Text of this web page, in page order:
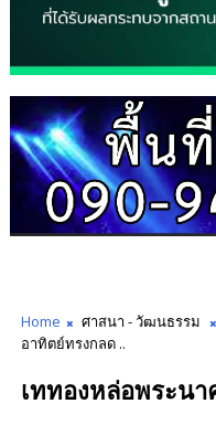
Home ศาสนา - วัฒนธรรม
อาทิตย์ทรงกลด ..
เททองหล่อพระน